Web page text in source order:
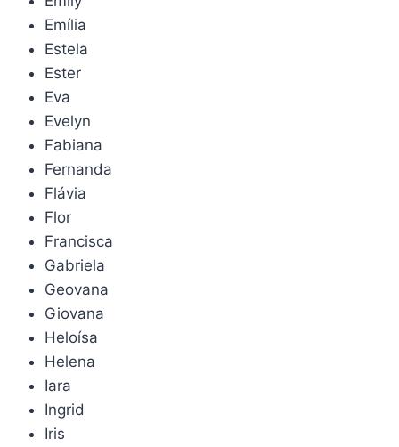
Emília
Estela
Ester
Eva
Evelyn
Fabiana
Fernanda
Flávia
Flor
Francisca
Gabriela
Geovana
Giovana
Heloísa
Helena
Iara
Ingrid
Iris